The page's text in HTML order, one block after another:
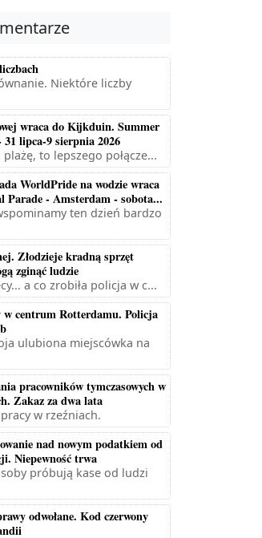
Niektóre liczby
wraca do Kijkduin. Summer
lipca-9 sierpnia 2026
to lepszego połącze...
WorldPride na wodzie wraca
Parade - Amsterdam - sobota...
ten dzień bardzo
Złodzieje kradną sprzęt
zginąć ludzie
a co zrobiła policja w c...
w centrum Rotterdamu. Policja
ulubiona miejscówka na
pracowników tymczasowych w
Zakaz za dwa lata
w rzeźniach.
nad nowym podatkiem od
Niepewność trwa
próbują kase od ludzi
odwołane. Kod czerwony